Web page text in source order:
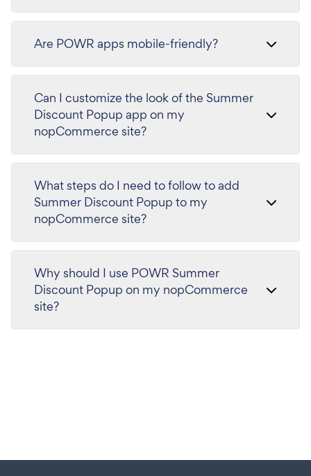
Are POWR apps mobile-friendly?
Can I customize the look of the Summer
Discount Popup app on my
nopCommerce site?
What steps do I need to follow to add
Summer Discount Popup to my
nopCommerce site?
Why should I use POWR Summer
Discount Popup on my nopCommerce
site?